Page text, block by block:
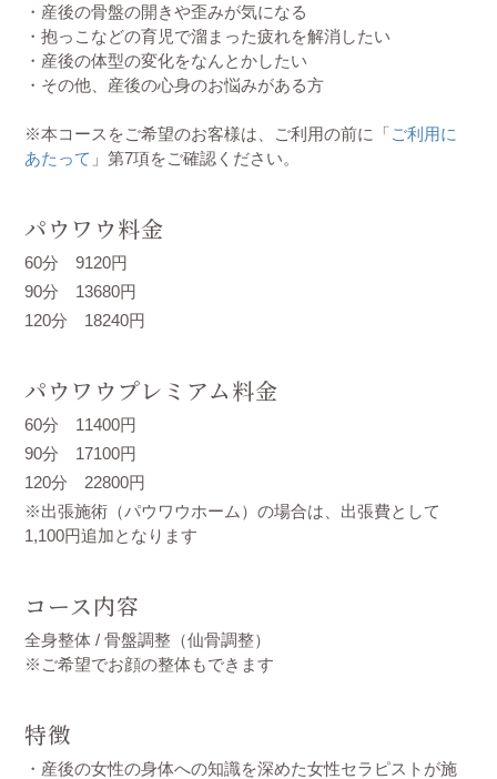
・産後の骨盤の開きや歪みが気になる
・抱っこなどの育児で溜まった疲れを解消したい
・産後の体型の変化をなんとかしたい
・その他、産後の心身のお悩みがある方
※本コースをご希望のお客様は、ご利用の前に「ご利用に
あたって 」第7項をご確認ください。
パウワウ料金
60分 9120円
90分 13680円
120分 18240円
パウワウプレミアム料金
60分 11400円
90分 17100円
120分 22800円
※出張施術（パウワウホーム）の場合は、出張費として
1,100円追加となります
コース内容
全身整体 / 骨盤調整（仙骨調整）
※ご希望でお顔の整体もできます
特徴
・産後の女性の身体への知識を深めた女性セラピストが施